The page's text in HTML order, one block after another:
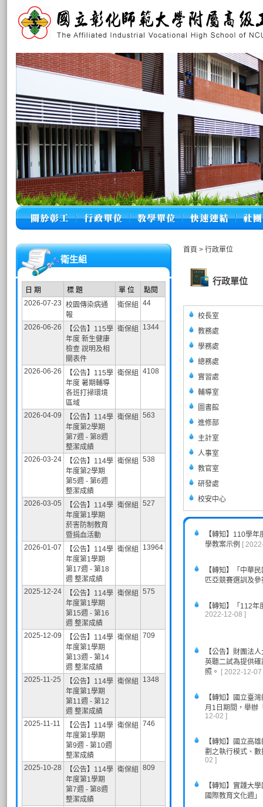
衛生組
日 期 標 題 單 位
點閱
2026-07-23 校園傳染病通
報
衛保組 44
2026-06-26
【公告】115學
年度 新生健康
檢查 說明及相
關表件
衛保組 1344
2026-06-26
【公告】115學
年度 暑期輔導
各班打掃環境
區域
衛保組 4108
2026-04-09
【公告】114學
年度第2學期
第7週 - 第8週
整潔成績
衛保組 563
2026-03-24
【公告】114學
年度第2學期
第5週 - 第6週
整潔成績
衛保組 538
2026-03-05
【公告】114學
年度第1學期
菸害防制教育
暨捐血活動
衛保組 527
2026-01-07
【公告】114學
年度第1學期
第17週 - 第18
週 整潔成績
衛保組 13964
2025-12-24
【公告】114學
年度第1學期
第15週 - 第16
週 整潔成績
衛保組 575
2025-12-09
【公告】114學
年度第1學期
第13週 - 第14
週 整潔成績
衛保組 709
2025-11-25
【公告】114學
年度第1學期
第11週 - 第12
週 整潔成績
衛保組 1348
2025-11-11
【公告】114學
年度第1學期
第9週 - 第10週
整潔成績
衛保組 746
2025-10-28
【公告】114學
年度第1學期
第7週 - 第8週
整潔成績
衛保組 809
首頁 > 行政單位
行政單位
校長室
教務處
學務處
總務處
實習處
輔導室
圖書館
進修部
主計室
人事室
教官室
研發處
校安中心
【轉知】110學
學教案示例 [
【轉知】「中華
匹亞競賽選訓及
【轉知】「112
2022-12-08 ]
【公告】財團法
英聽二試為提供
照。
[ 2022-12-07
【轉知】國立臺
月1日期間，舉辦
12-02 ]
【轉知】國立高
劃之執行模式、
02 ]
【轉知】實踐大
國際教育文化週」